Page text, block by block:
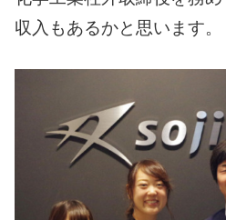
収入もあるかと思います。